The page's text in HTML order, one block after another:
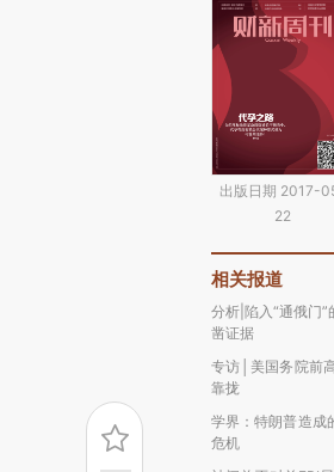
出版日期 2017-
22
相关报道
分析|陷入“通俄门
凿证据
专访│美国务院前
靠拢
学界：特朗普造成
危机